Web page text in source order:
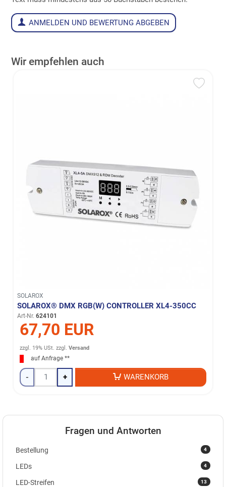
ANMELDEN UND BEWERTUNG ABGEBEN
Wir empfehlen auch
SOLAROX
SOLAROX® DMX RGB(W) CONTROLLER XL4-350CC
Art-Nr. 624101
67,70 EUR
zzgl. 19% USt. zzgl.Versand
auf Anfrage **
- + WARENKORB
Fragen und Antworten
4
Bestellung
4
LEDs
13
LED-Streifen